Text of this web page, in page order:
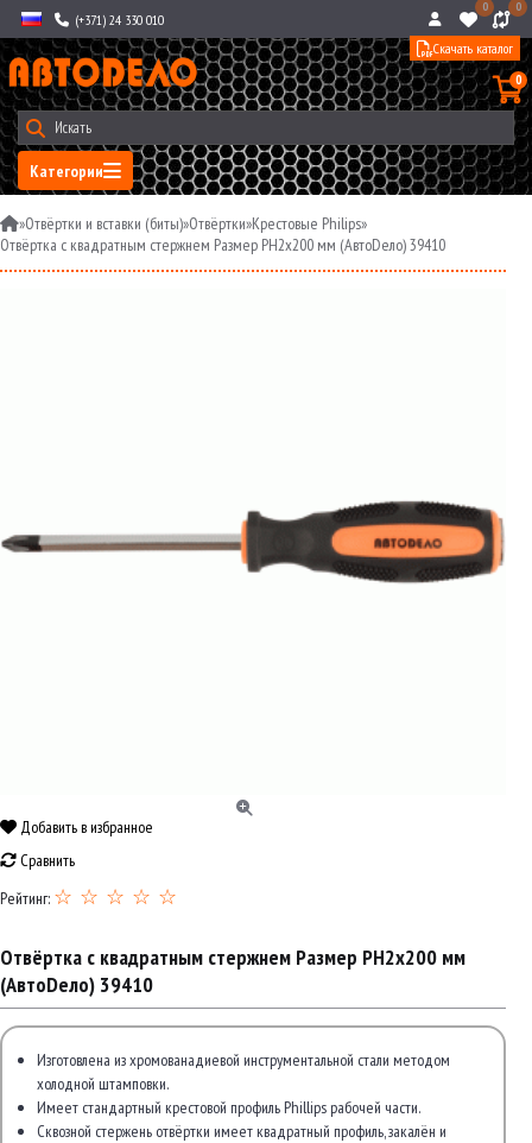
(+371) 24 330 010
0 0
Категории
0
Скачать каталог
»Отвёртки и вставки (биты)»Отвёртки»Крестовые Philips»
Отвёртка с квадратным стержнем Размер PH2x200 мм (АвтоDело) 39410
Добавить в избранное
Сравнить
Рейтинг: ☆ ☆ ☆ ☆ ☆
Отвёртка с квадратным стержнем Размер PH2x200 мм
(АвтоDело) 39410
Изготовлена из хромованадиевой инструментальной стали методом
холодной штамповки.
Имеет стандартный крестовой профиль Phillips рабочей части.
Сквозной стержень отвёртки имеет квадратный профиль, закалён и